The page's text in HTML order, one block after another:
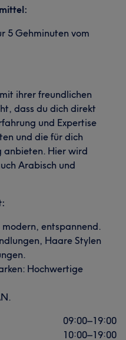
5 Gehminuten vom
ihrer freundlichen
dass du dich direkt
und Expertise
und die für dich
anbieten. Hier wird
Arabisch und
entspannend.
Haare Stylen
Hochwertige
09:00–19:00
10:00–19:00